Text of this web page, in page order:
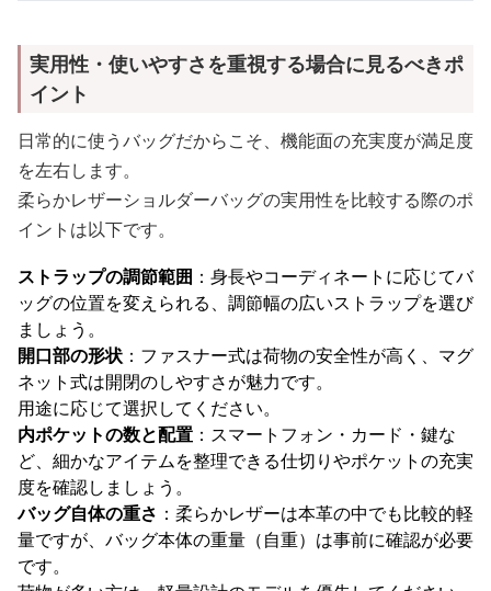
実用性・使いやすさを重視する場合に見るべきポ
イント
日常的に使うバッグだからこそ、機能面の充実度が満足度
を左右します。
柔らかレザーショルダーバッグの実用性を比較する際のポ
イントは以下です。
ストラップの調節範囲 ：身長やコーディネートに応じてバ
ッグの位置を変えられる、調節幅の広いストラップを選び
ましょう。
開口部の形状 ：ファスナー式は荷物の安全性が高く、マグ
ネット式は開閉のしやすさが魅力です。
用途に応じて選択してください。
内ポケットの数と配置 ：スマートフォン・カード・鍵な
ど、細かなアイテムを整理できる仕切りやポケットの充実
度を確認しましょう。
バッグ自体の重さ ：柔らかレザーは本革の中でも比較的軽
量ですが、バッグ本体の重量（自重）は事前に確認が必要
です。